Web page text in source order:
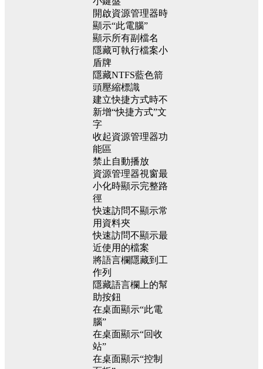
開啟資源管理器時
顯示“此電腦”
顯示所有副檔名
隱藏可執行檔案小
盾牌
隱藏NTFS藍色箭
頭壓縮標識
建立快捷方式時不
新增“快捷方式”文
字
收起資源管理器功
能區
禁止自動播放
資源管理器視窗最
小化時顯示完整路
徑
快速訪問不顯示常
用資料夾
快速訪問不顯示最
近使用的檔案
將語言欄隱藏到工
作列
隱藏語言欄上的幫
助按鈕
在桌面顯示“此電
腦”
在桌面顯示“回收
站”
在桌面顯示“控制